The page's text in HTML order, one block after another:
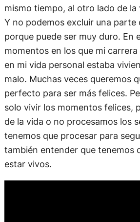
mismo tiempo, al otro lado de la
Y no podemos excluir una parte
porque puede ser muy duro. En
momentos en los que mi
en mi vida personal estaba
malo. Muchas veces queremos
perfecto para ser más felices.
solo vivir los momentos felices,
de la vida o no procesamos los
tenemos que procesar para
también entender que tenemos
estar vivos.